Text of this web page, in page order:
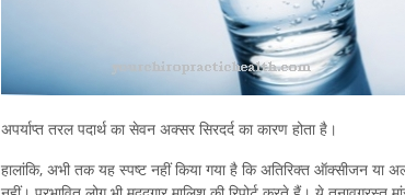
अपर्याप्त तरल पदार्थ का सेवन अक्सर सिरदर्द का कारण होता है।
हालांकि, अभी तक यह स्पष्ट नहीं किया गया है कि अतिरिक्त ऑक्सीजन या